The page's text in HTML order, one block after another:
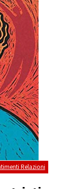
Relazioni